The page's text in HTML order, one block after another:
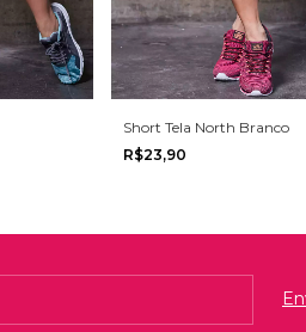
Short Tela North Branco
R$23,90